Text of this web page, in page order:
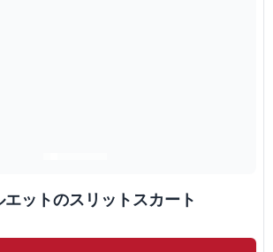
ットのスリットスカート